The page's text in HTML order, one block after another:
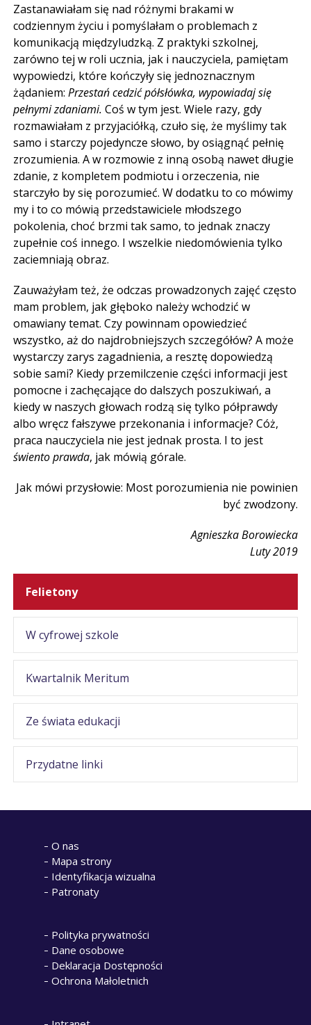
Zastanawiałam się nad różnymi brakami w
codziennym życiu i pomyślałam o problemach z
komunikacją międzyludzką. Z praktyki szkolnej,
zarówno tej w roli ucznia, jak i nauczyciela, pamiętam
wypowiedzi, które kończyły się jednoznacznym
żądaniem:Przestań cedzić półsłówka, wypowiadaj się
pełnymi zdaniami.Coś w tym jest. Wiele razy, gdy
rozmawiałam z przyjaciółką, czuło się, że myślimy tak
samo i starczy pojedyncze słowo, by osiągnąć pełnię
zrozumienia. A w rozmowie z inną osobą nawet długie
zdanie, z kompletem podmiotu i orzeczenia, nie
starczyło by się porozumieć. W dodatku to co mówimy
my i to co mówią przedstawiciele młodszego
pokolenia, choć brzmi tak samo, to jednak znaczy
zupełnie coś innego. I wszelkie niedomówienia tylko
zaciemniają obraz.
Zauważyłam też, że odczas prowadzonych zajęć często
mam problem, jak głęboko należy wchodzić w
omawiany temat. Czy powinnam opowiedzieć
wszystko, aż do najdrobniejszych szczegółów? A może
wystarczy zarys zagadnienia, a resztę dopowiedzą
sobie sami? Kiedy przemilczenie części informacji jest
pomocne i zachęcające do dalszych poszukiwań, a
kiedy w naszych głowach rodzą się tylko półprawdy
albo wręcz fałszywe przekonania i informacje? Cóż,
praca nauczyciela nie jest jednak prosta. I to jest
świento prawda, jak mówią górale.
Jak mówi przysłowie: Most porozumienia nie powinien
być zwodzony.
Agnieszka Borowiecka
Luty 2019
Felietony
W cyfrowej szkole
Kwartalnik Meritum
Ze świata edukacji
Przydatne linki
O nas
Mapa strony
Identyfikacja wizualna
Patronaty
Polityka prywatności
Dane osobowe
Deklaracja Dostępności
Ochrona Małoletnich